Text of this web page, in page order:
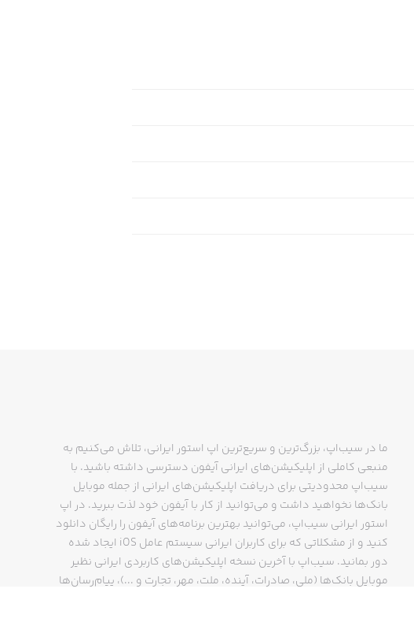
ما در سیب‌اپ، بزرگ‌ترین و سریع‌ترین اپ استور ایرانی، تلاش می‌کنیم به
منبعی کاملی از اپلیکیشن‌های ایرانی آیفون دسترسی داشته باشید. با
سیب‌اپ محدودیتی برای دریافت اپلیکیشن‌های ایرانی از جمله موبایل
بانک‌ها نخواهید داشت و می‌توانید از کار با آیفون خود لذت ببرید. در اپ
استور ایرانی سیب‌اپ، می‌توانید بهترین برنامه‌های آیفون را رایگان دانلود
کنید و از مشکلاتی که برای کاربران ایرانی سیستم عامل iOS ایجاد شده
دور بمانید. سیب‌اپ با آخرین نسخه اپلیکیشن‌های کاربردی ایرانی نظیر
موبایل بانک‌ها (ملی، صادرات، آینده، ملت، مهر، تجارت و ...)، پیام‌رسان‌ها